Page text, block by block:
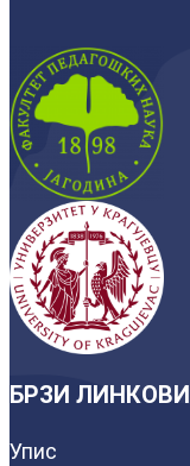
БРЗИ ЛИНКОВИ
Упис